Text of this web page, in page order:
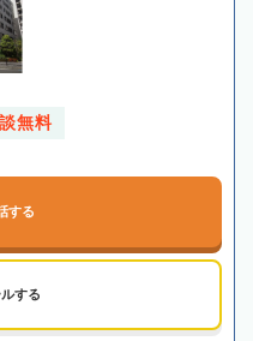
無料
する
する